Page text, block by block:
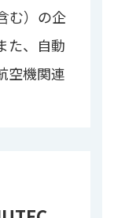
む）の企
た、自動
空機関連